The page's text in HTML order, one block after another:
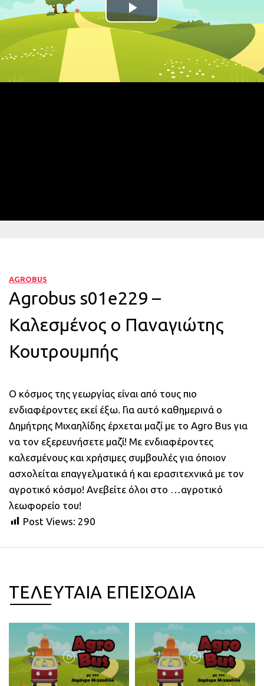
Play
Video
AGROBUS
Agrobus s01e229 –
Καλεσμένος ο Παναγιώτης
Κουτρουμπής
Ο κόσμος της γεωργίας είναι από τους πιο
ενδιαφέροντες εκεί έξω. Για αυτό καθημερινά ο
Δημήτρης Μιχαηλίδης έρχεται μαζί με το Agro Bus για
να τον εξερευνήσετε μαζί! Με ενδιαφέροντες
καλεσμένους και χρήσιμες συμβουλές για όποιον
ασχολείται επαγγελματικά ή και ερασιτεχνικά με τον
αγροτικό κόσμο! Ανεβείτε όλοι στο …αγροτικό
λεωφορείο του!
Post Views: 290
ΤΕΛΕΥΤΑΙΑ ΕΠΕΙΣΟΔΙΑ